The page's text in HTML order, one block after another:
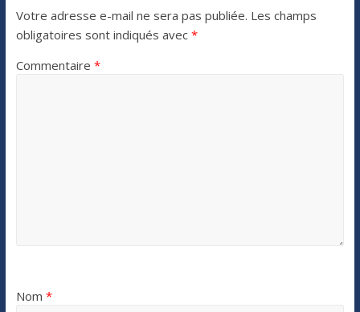
Votre adresse e-mail ne sera pas publiée. Les champs
obligatoires sont indiqués avec *
Commentaire *
Nom *